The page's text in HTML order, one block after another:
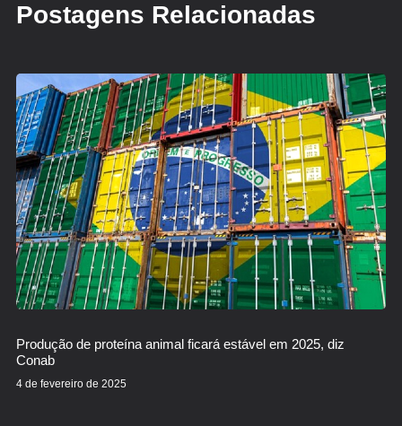
Postagens Relacionadas
Produção de proteína animal ficará estável em 2025, diz
Conab
4 de fevereiro de 2025